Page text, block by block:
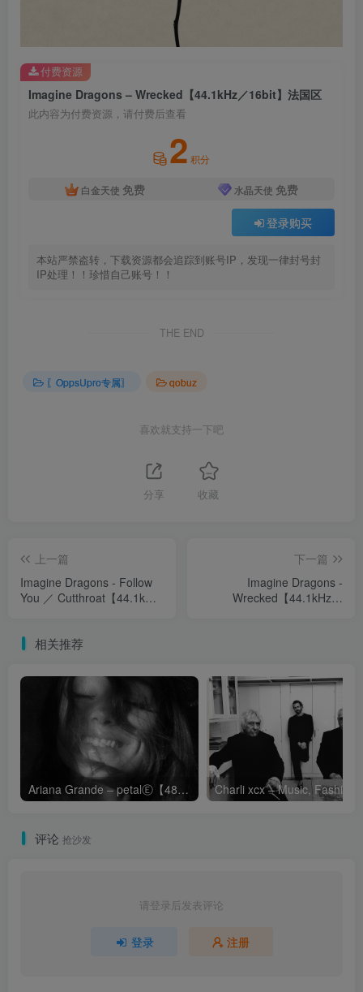
Imagine Dragons – Wrecked【44.1kHz／16bit】法国区
此内容为付费资源，请付费后查看
2 积分
白金天使 免费 水晶天使 免费
登录购买
本站严禁盗转，下载资源都会追踪到账号IP，发现一律封号封
IP处理！！珍惜自己账号！！
付费资源
THE END
〖OppsUpro专属〗 qobuz
喜欢就支持一下吧
分享 收藏
上一篇
Imagine Dragons - Follow
You ／ Cutthroat【44.1kHz
下一篇
Imagine Dragons -
Wrecked【44.1kHz／
相关推荐
Ariana Grande – petalⒺ【48kHz／24bit】英国区
评论 抢沙发
请登录后发表评论
登录 注册